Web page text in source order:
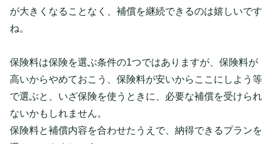
が大きくなることなく、補償を継続できるのは嬉しいです
ね。
保険料は保険を選ぶ条件の1つではありますが、保険料が
高いからやめておこう、保険料が安いからここにしよう等
で選ぶと、いざ保険を使うときに、必要な補償を受けられ
ないかもしれません。
保険料と補償内容を合わせたうえで、納得できるプランを